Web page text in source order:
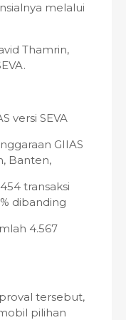
melalui
Thamrin,
versi SEVA
GIIAS
Banten,
transaksi
dibanding
4.567
tersebut,
pilihan